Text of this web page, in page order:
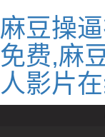
麻豆操
免费,麻
人影片